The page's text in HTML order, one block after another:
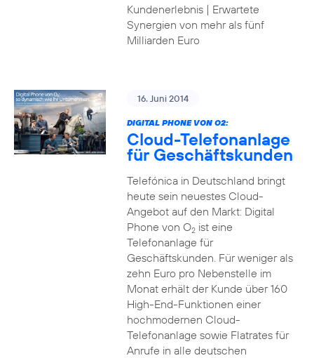
Kundenerlebnis | Erwartete
Synergien von mehr als fünf
Milliarden Euro
16. Juni 2014
DIGITAL PHONE VON O2:
Cloud-Telefonanlage
für Geschäftskunden
Telefónica in Deutschland bringt
heute sein neuestes Cloud-
Angebot auf den Markt: Digital
Phone von O2ist eine
Telefonanlage für
Geschäftskunden. Für weniger als
zehn Euro pro Nebenstelle im
Monat erhält der Kunde über 160
High-End-Funktionen einer
hochmodernen Cloud-
Telefonanlage sowie Flatrates für
Anrufe in alle deutschen